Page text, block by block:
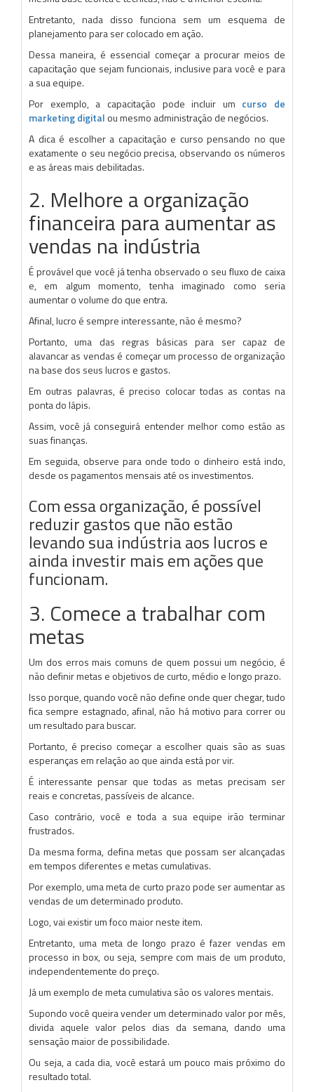
Entretanto, nada disso funciona sem um esquema de
planejamento para ser colocado em ação.
Dessa maneira, é essencial começar a procurar meios de
capacitação que sejam funcionais, inclusive para você e para
a sua equipe.
Por exemplo, a capacitação pode incluir um curso de
marketing digital ou mesmo administração de negócios.
A dica é escolher a capacitação e curso pensando no que
exatamente o seu negócio precisa, observando os números
e as áreas mais debilitadas.
2. Melhore a organização
financeira para aumentar as
vendas na indústria
É provável que você já tenha observado o seu fluxo de caixa
e, em algum momento, tenha imaginado como seria
aumentar o volume do que entra.
Afinal, lucro é sempre interessante, não é mesmo?
Portanto, uma das regras básicas para ser capaz de
alavancar as vendas é começar um processo de organização
na base dos seus lucros e gastos.
Em outras palavras, é preciso colocar todas as contas na
ponta do lápis.
Assim, você já conseguirá entender melhor como estão as
suas finanças.
Em seguida, observe para onde todo o dinheiro está indo,
desde os pagamentos mensais até os investimentos.
Com essa organização, é possível
reduzir gastos que não estão
levando sua indústria aos lucros e
ainda investir mais em ações que
funcionam.
3. Comece a trabalhar com
metas
Um dos erros mais comuns de quem possui um negócio, é
não definir metas e objetivos de curto, médio e longo prazo.
Isso porque, quando você não define onde quer chegar, tudo
fica sempre estagnado, afinal, não há motivo para correr ou
um resultado para buscar.
Portanto, é preciso começar a escolher quais são as suas
esperanças em relação ao que ainda está por vir.
É interessante pensar que todas as metas precisam ser
reais e concretas, passíveis de alcance.
Caso contrário, você e toda a sua equipe irão terminar
frustrados.
Da mesma forma, defina metas que possam ser alcançadas
em tempos diferentes e metas cumulativas.
Por exemplo, uma meta de curto prazo pode ser aumentar as
vendas de um determinado produto.
Logo, vai existir um foco maior neste item.
Entretanto, uma meta de longo prazo é fazer vendas em
processo in box, ou seja, sempre com mais de um produto,
independentemente do preço.
Já um exemplo de meta cumulativa são os valores mentais.
Supondo você queira vender um determinado valor por mês,
divida aquele valor pelos dias da semana, dando uma
sensação maior de possibilidade.
Ou seja, a cada dia, você estará um pouco mais próximo do
resultado total.